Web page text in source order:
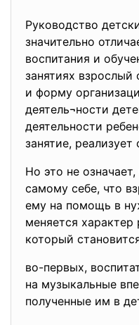
Руководство
значительно
воспитания и
занятиях
и форму
деятель¬ности
деятельности
занятие,
Но это не
самому себе, что
ему на помощь в
меняется характер
который
во-первых,
на музыкальные
полученные им в